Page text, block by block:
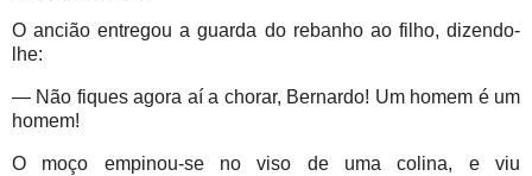
O ancião entregou a guarda do rebanho ao filho, dizendo-
lhe:
— Não fiques agora aí a chorar, Bernardo! Um homem é um
homem!
O moço empinou-se no viso de uma colina, e viu